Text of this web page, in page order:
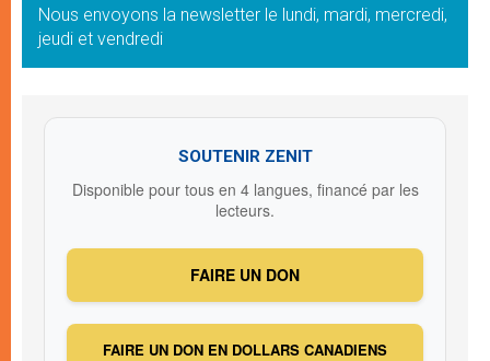
Nous envoyons la newsletter le lundi, mardi, mercredi,
jeudi et vendredi
SOUTENIR ZENIT
Disponible pour tous en 4 langues, financé par les
lecteurs.
FAIRE UN DON
FAIRE UN DON EN DOLLARS CANADIENS